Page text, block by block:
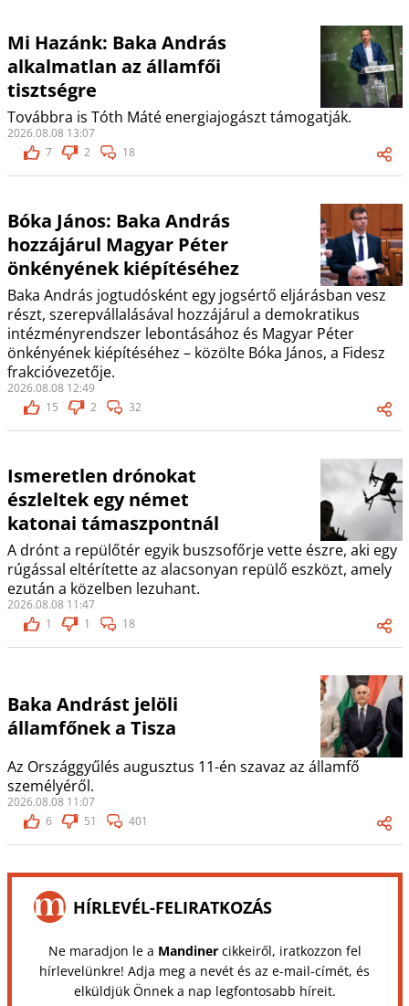
Mi Hazánk: Baka András
alkalmatlan az államfői
tisztségre
Továbbra is Tóth Máté energiajogászt támogatják.
2026.08.08 13:07
7
2 18
Bóka János: Baka András
hozzájárul Magyar Péter
önkényének kiépítéséhez
Baka András jogtudósként egy jogsértő eljárásban vesz
részt, szerepvállalásával hozzájárul a demokratikus
intézményrendszer lebontásához és Magyar Péter
önkényének kiépítéséhez – közölte Bóka János, a Fidesz
frakcióvezetője.
2026.08.08 12:49
15
2 32
Ismeretlen drónokat
észleltek egy német
katonai támaszpontnál
A drónt a repülőtér egyik buszsofőrje vette észre, aki egy
rúgással eltérítette az alacsonyan repülő eszközt, amely
ezután a közelben lezuhant.
2026.08.08 11:47
1
1 18
Baka Andrást jelöli
államfőnek a Tisza
Az Országgyűlés augusztus 11-én szavaz az államfő
személyéről.
2026.08.08 11:07
6
51 401
HÍRLEVÉL-FELIRATKOZÁS
Ne maradjon le a Mandinercikkeiről, iratkozzon fel
hírlevelünkre! Adja meg a nevét és az e-mail-címét, és
elküldjük Önnek a nap legfontosabb híreit.